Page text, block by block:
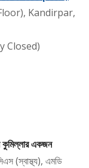
Kandirpar,
Closed)
সেরা
কুমিল্লার একজন
(স্বাস্থ্য), এমডি